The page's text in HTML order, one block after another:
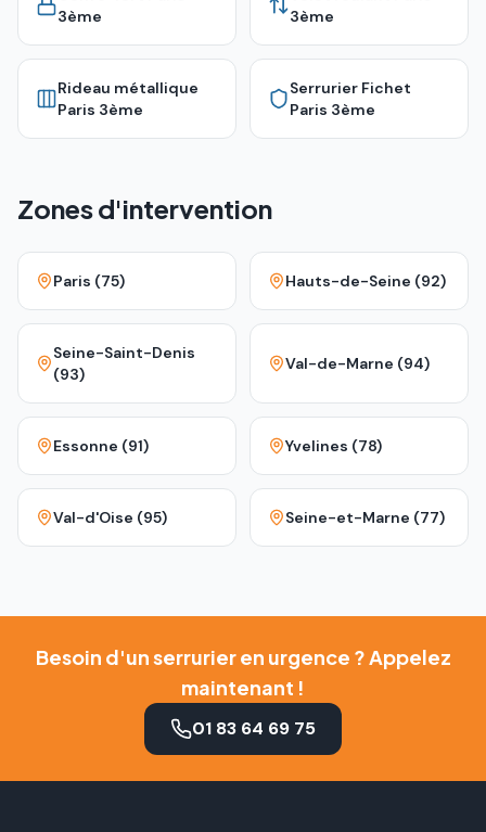
3ème
3ème
Rideau métallique
Paris 3ème
Serrurier Fichet
Paris 3ème
Zones d'intervention
Paris (75) Hauts-de-Seine (92)
Seine-Saint-Denis
(93)
Val-de-Marne (94)
Essonne (91) Yvelines (78)
Val-d'Oise (95) Seine-et-Marne (77)
Besoin d'un serrurier en urgence ? Appelez
maintenant !
01 83 64 69 75